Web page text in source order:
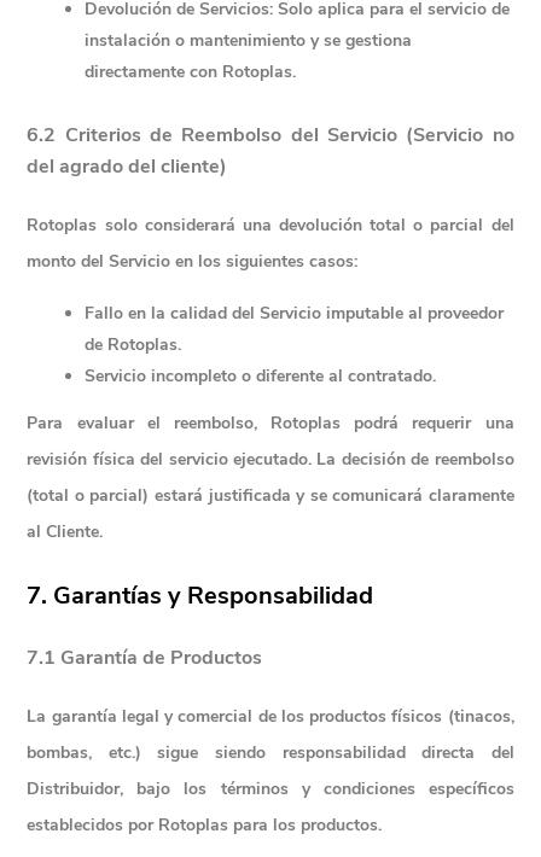
Devolución de Servicios: Solo aplica para el servicio de
instalación o mantenimiento y se gestiona
directamente con Rotoplas.
6.2 Criterios de Reembolso del Servicio (Servicio no
del agrado del cliente)
Rotoplas solo considerará una devolución total o parcial del
monto del Servicio en los siguientes casos:
Fallo en la calidad del Servicio imputable al proveedor
de Rotoplas.
Servicio incompleto o diferente al contratado.
revisión física del servicio ejecutado. La decisión de reembolso
(total o parcial) estará justificada y se comunicará claramente
al Cliente.
7. Garantías y Responsabilidad
7.1 Garantía de Productos
La garantía legal y comercial de los productos físicos (tinacos,
bombas, etc.) sigue siendo responsabilidad directa del
Distribuidor, bajo los términos y condiciones específicos
establecidos por Rotoplas para los productos.